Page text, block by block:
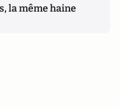
la même haine